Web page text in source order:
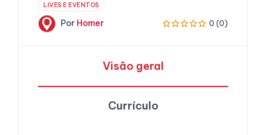
LIVES E EVENTOS
Por Homer 0 (0)
Visão geral
Currículo